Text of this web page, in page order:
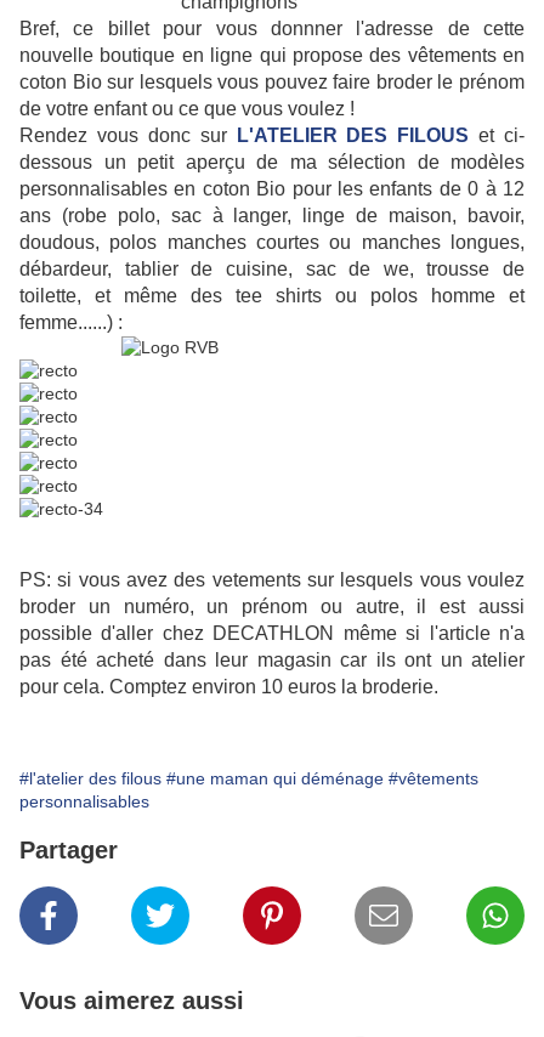
Bref, ce billet pour vous donnner l'adresse de cette
nouvelle boutique en ligne qui propose des vêtements en
coton Bio sur lesquels vous pouvez faire broder le prénom
de votre enfant ou ce que vous voulez !
Rendez vous donc surL'ATELIER DES FILOUS et ci-
dessous un petit aperçu de ma sélection de modèles
personnalisables en coton Bio pour les enfants de 0 à 12
ans (robe polo, sac à langer, linge de maison, bavoir,
doudous, polos manches courtes ou manches longues,
débardeur, tablier de cuisine, sac de we, trousse de
toilette, et même des tee shirts ou polos homme et
femme......) :
PS: si vous avez des vetements sur lesquels vous voulez
broder un numéro, un prénom ou autre, il est aussi
possible d'aller chez DECATHLON même si l'article n'a
pas été acheté dans leur magasin car ils ont un atelier
pour cela. Comptez environ 10 euros la broderie.
#l'atelier des filous #une maman qui déménage #vêtements
personnalisables
Partager
Vous aimerez aussi